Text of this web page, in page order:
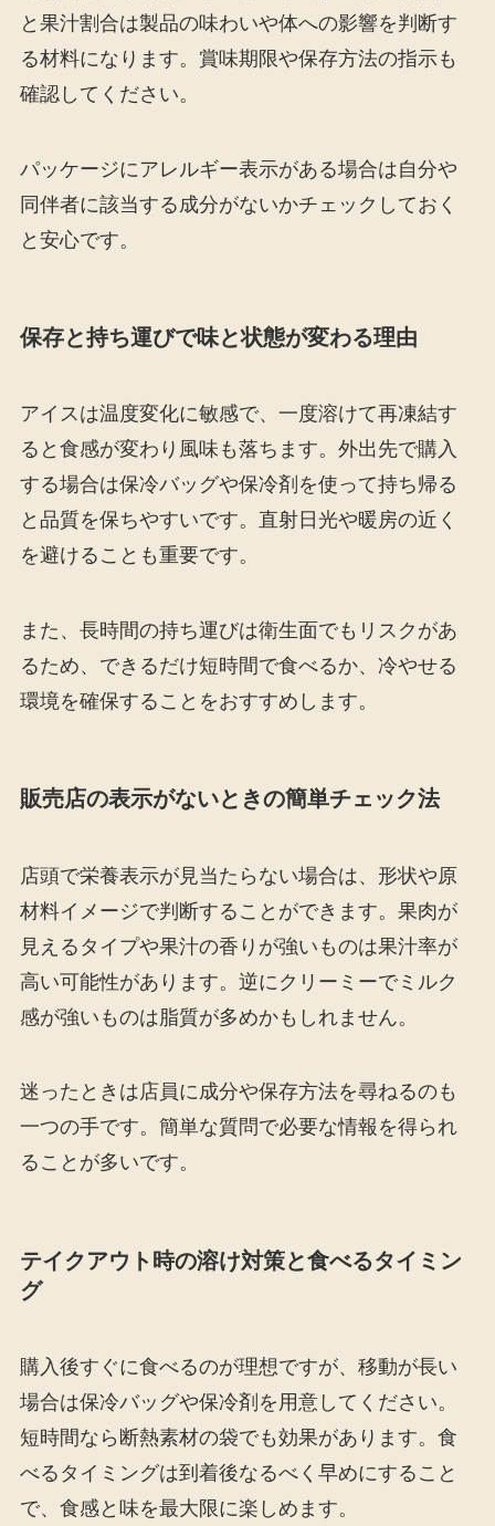
と果汁割合は製品の味わいや体への影響を判断す
る材料になります。賞味期限や保存方法の指示も
確認してください。
パッケージにアレルギー表示がある場合は自分や
同伴者に該当する成分がないかチェックしておく
と安心です。
保存と持ち運びで味と状態が変わる理由
アイスは温度変化に敏感で、一度溶けて再凍結す
ると食感が変わり風味も落ちます。外出先で購入
する場合は保冷バッグや保冷剤を使って持ち帰る
と品質を保ちやすいです。直射日光や暖房の近く
を避けることも重要です。
また、長時間の持ち運びは衛生面でもリスクがあ
るため、できるだけ短時間で食べるか、冷やせる
環境を確保することをおすすめします。
販売店の表示がないときの簡単チェック法
店頭で栄養表示が見当たらない場合は、形状や原
材料イメージで判断することができます。果肉が
見えるタイプや果汁の香りが強いものは果汁率が
高い可能性があります。逆にクリーミーでミルク
感が強いものは脂質が多めかもしれません。
迷ったときは店員に成分や保存方法を尋ねるのも
一つの手です。簡単な質問で必要な情報を得られ
ることが多いです。
テイクアウト時の溶け対策と食べるタイミン
グ
購入後すぐに食べるのが理想ですが、移動が長い
場合は保冷バッグや保冷剤を用意してください。
短時間なら断熱素材の袋でも効果があります。食
べるタイミングは到着後なるべく早めにすること
で、食感と味を最大限に楽しめます。